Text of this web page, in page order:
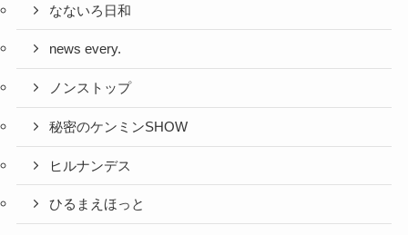
なないろ日和
news every.
ノンストップ
秘密のケンミンSHOW
ヒルナンデス
ひるまえほっと